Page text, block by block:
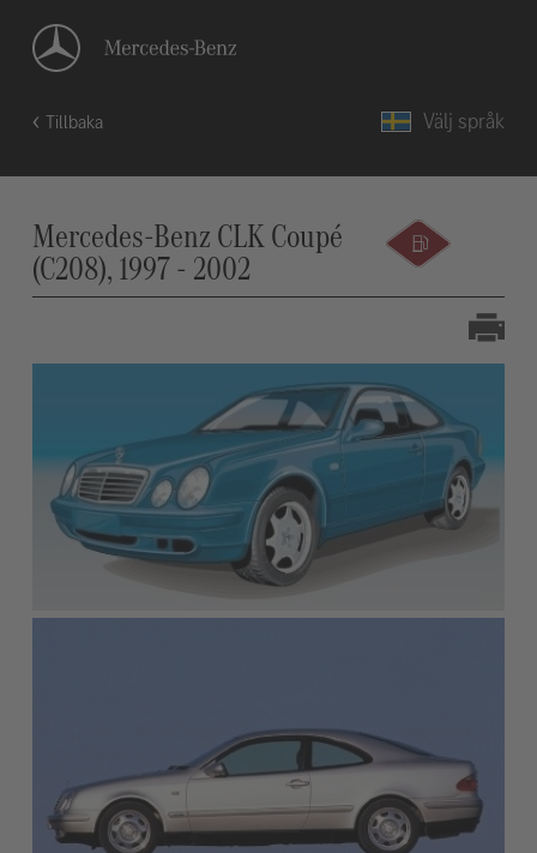
Tillbaka Välj språk
Mercedes-Benz CLK Coupé
(C208), 1997 - 2002